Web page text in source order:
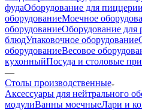
фудаОборудование для пиццерии
оборудованиеМоечное
оборудованиеОборудование для
блюдУпаковочное оборудование
оборудованиеВесовое
кухонныйПосуда и столовые
—
Столы производственные
Аксессуары для нейтрального
модулиВанны моечныеЛари и